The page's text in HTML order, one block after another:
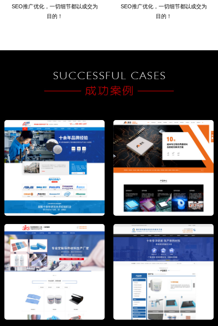
SEO推广优化，一切细节都以成交为
目的！
SEO推广优化，一切细节都以成交为
目的！